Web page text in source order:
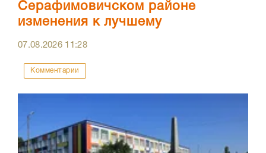
Серафимовичском районе
изменения к лучшему
07.08.2026 11:28
Комментарии